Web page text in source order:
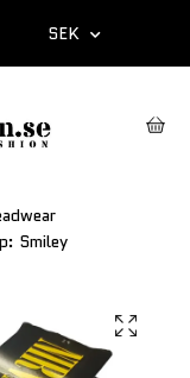
SEK
Smiley